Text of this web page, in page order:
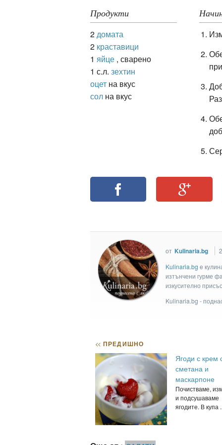
Продукти
2домата
2 краставици
1 яйце , сварено
1 с.л. зехтин
оцет на вкус
сол на вкус
от Kulinaria.bg
Kulinaria.bg e
изтънчени гурме
изкусително
Kulinaria.bg -
<< ПРЕДИШНО
Ягоди с крем
сметана и
маскарпоне
Почистваме,
и подсушаваме
ягодите. В купа